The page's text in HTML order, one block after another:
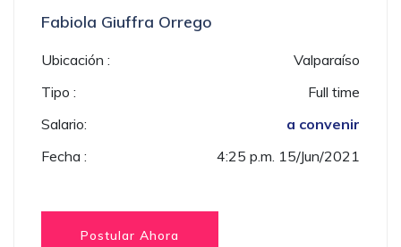
Fabiola Giuffra Orrego
Ubicación :
Valparaíso
Tipo :
Full time
Salario:
a convenir
Fecha :
4:25 p.m. 15/Jun/2021
Postular Ahora